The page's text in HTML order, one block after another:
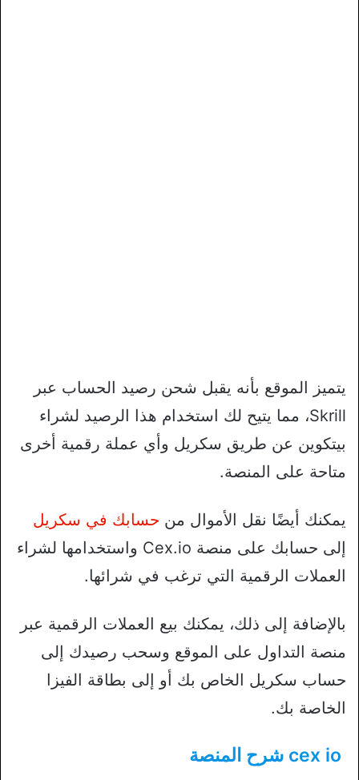
يتميز الموقع بأنه يقبل شحن رصيد الحساب عبر
Skrill، مما يتيح لك استخدام هذا الرصيد لشراء
بيتكوين عن طريق سكريل وأي عملة رقمية أخرى
متاحة على المنصة.
يمكنك أيضًا نقل الأموال من حسابك في سكريل
إلى حسابك على منصة Cex.io واستخدامها لشراء
العملات الرقمية التي ترغب في شرائها.
بالإضافة إلى ذلك، يمكنك بيع العملات الرقمية عبر
منصة التداول على الموقع وسحب رصيدك إلى
حساب سكريل الخاص بك أو إلى بطاقة الفيزا
الخاصة بك.
cex io شرح المنصة